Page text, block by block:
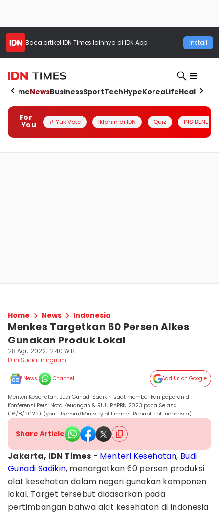
Baca artikel IDN Times lainnya di IDN App Install
HomeNewsBusinessSportTechHypeKoreaLifeHealth
For
You
# Yuk Vote Iklanin di IDN Quiz INSIDENESIA
Home News Indonesia
Menkes Targetkan 60 Persen Alkes
Gunakan Produk Lokal
28 Agu 2022, 12:40 WIB
Dini Suciatiningrum
News Channel Add Us on Google
Menteri Kesehatan, Budi Gunadi Sadikin saat memberikan paparan di
Konferensi Pers: Nota Keuangan & RUU RAPBN 2023 pada Selasa
(16/8/2022). (youtube.com/Ministry of Finance Republic of Indonesia)
Share Article
Jakarta, IDN Times - Menteri Kesehatan, Budi
Gunadi Sadikin, menargetkan 60 persen produksi
alat kesehatan dalam negeri gunakan komponen
lokal. Target tersebut didasarkan pada
pertimbangan bahwa alat kesehatan di Indonesia